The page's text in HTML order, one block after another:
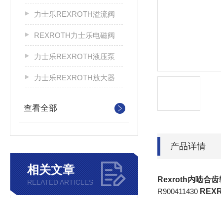
力士乐REXROTH溢流阀
REXROTH力士乐电磁阀
力士乐REXROTH液压泵
力士乐REXROTH放大器
查看全部
相关文章
RELATED ARTICLES
产品详情
Rexroth内啮合齿
R900411430